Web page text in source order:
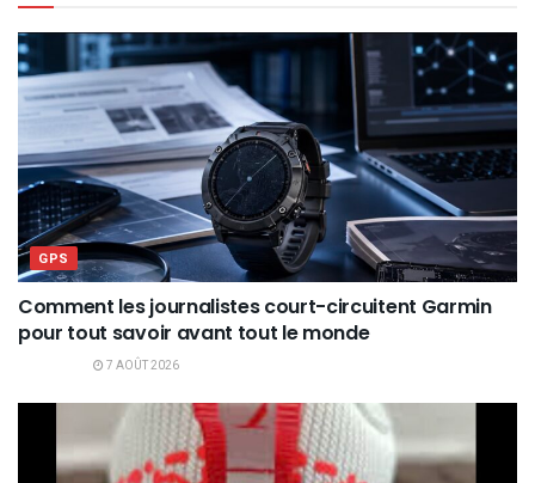
GPS
Comment les journalistes court-circuitent Garmin
pour tout savoir avant tout le monde
7 AOÛT 2026